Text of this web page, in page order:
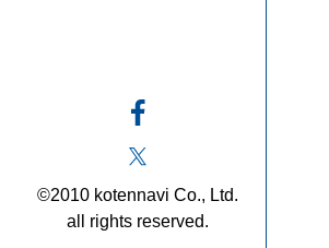
©2010 kotennavi Co., Ltd.
all rights reserved.